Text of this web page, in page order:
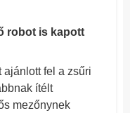
robot is kapott
fel a zsűri
ítélt
mezőnynek